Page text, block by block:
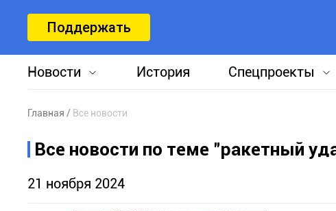
Поддержать
Новости История Спецпроекты
Главная Все новости
Все новости по теме "ракетный
21 ноября 2024